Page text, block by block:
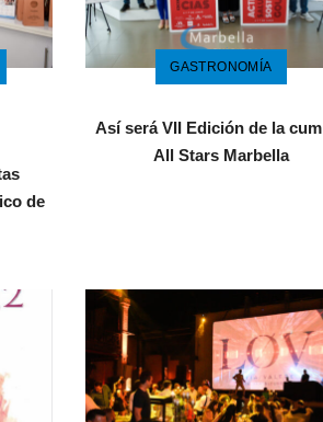
de
GASTRONOMÍA
Así será VII Edición de la
All Stars Marbella